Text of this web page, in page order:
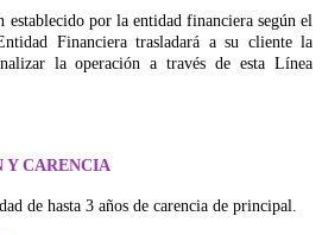
por la entidad financiera según el
Financiera trasladará a su cliente la
la operación a través de esta Línea
Y CARENCIA
de hasta 3 años de carencia de principal.